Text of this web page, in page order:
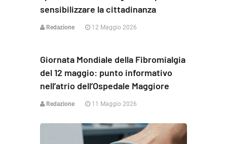
sensibilizzare la cittadinanza
Redazione 12 Maggio 2026
Giornata Mondiale della Fibromialgia
del 12 maggio: punto informativo
nell’atrio dell’Ospedale Maggiore
Redazione 11 Maggio 2026